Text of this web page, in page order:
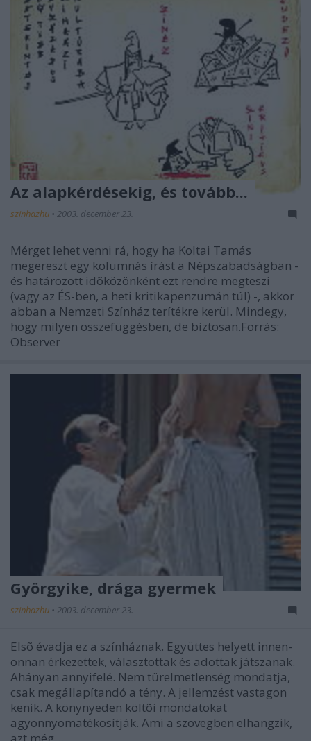
Az alapkérdésekig, és tovább...
szinhazhu • 2003. december 23.
Mérget lehet venni rá, hogy ha Koltai Tamás
megereszt egy kolumnás írást a Népszabadságban -
és határozott idõközönként ezt rendre megteszi
(vagy az ÉS-ben, a heti kritikapenzumán túl) -, akkor
abban a Nemzeti Színház terítékre kerül. Mindegy,
hogy milyen összefüggésben, de biztosan.Forrás:
Observer
Györgyike, drága gyermek
szinhazhu • 2003. december 23.
Elsõ évadja ez a színháznak. Együttes helyett innen-
onnan érkezettek, választottak és adottak játszanak.
Ahányan annyifelé. Nem türelmetlenség mondatja,
csak megállapítandó a tény. A jellemzést vastagon
kenik. A könynyeden költõi mondatokat
agyonnyomatékosítják. Ami a szövegben elhangzik,